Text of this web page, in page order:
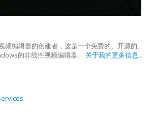
编辑器的创建者，这是一个免费的、开源的、
的非线性视频编辑器。 关于我的更多信息...